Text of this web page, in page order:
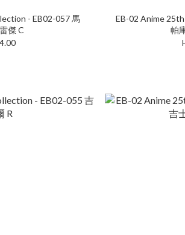
- EB02-057 馬
傑 C
EB-02 Anime
帕